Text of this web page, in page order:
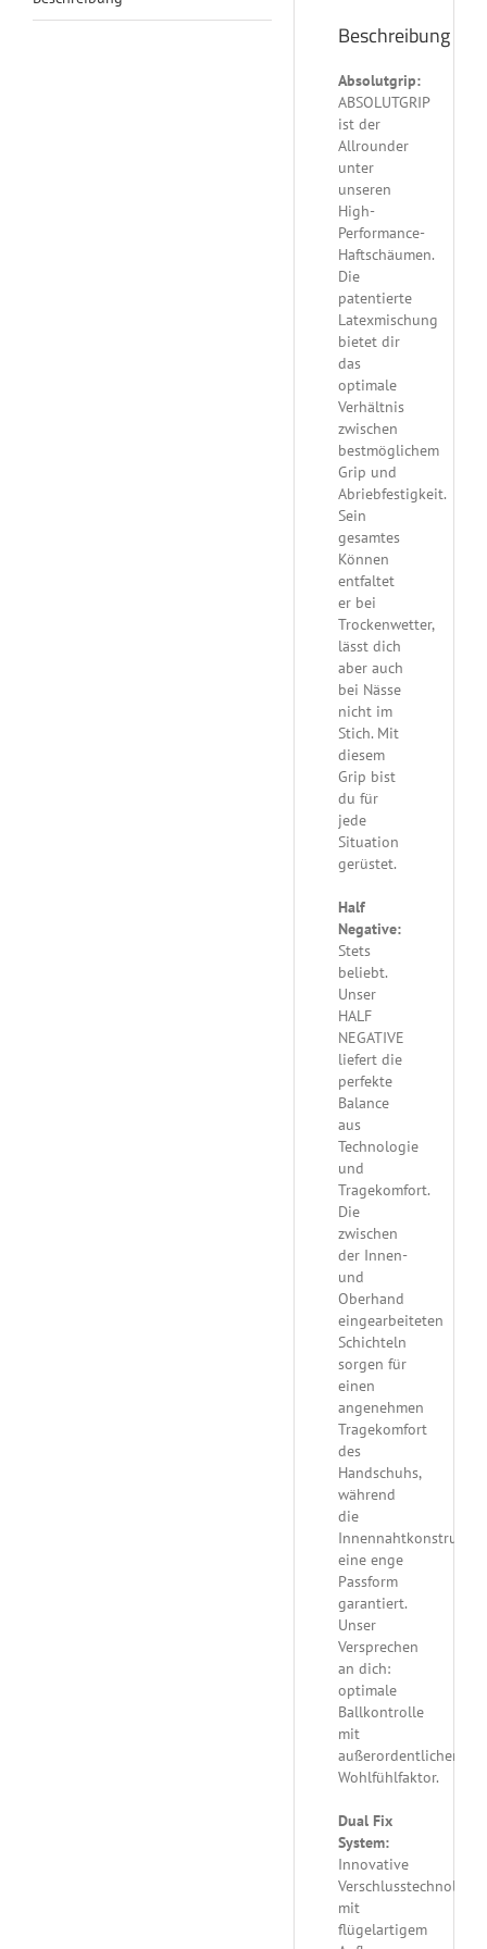
Beschreibung
Absolutgrip:
ABSOLUTGRIP
ist der
Allrounder
unter
unseren
High-
Performance-
Haftschäumen.
Die
patentierte
Latexmischung
bietet dir
das
optimale
Verhältnis
zwischen
bestmöglichem
Grip und
Abriebfestigkeit.
Sein
gesamtes
Können
entfaltet
er bei
Trockenwetter,
lässt dich
aber auch
bei Nässe
nicht im
Stich. Mit
diesem
Grip bist
du für
jede
Situation
gerüstet.
Half
Negative:
Stets
beliebt.
Unser
HALF
NEGATIVE
liefert die
perfekte
Balance
aus
Technologie
und
Tragekomfort.
Die
zwischen
der Innen-
und
Oberhand
eingearbeiteten
Schichteln
sorgen für
einen
angenehmen
Tragekomfort
des
Handschuhs,
während
die
eine enge
Passform
garantiert.
Unser
Versprechen
an dich:
optimale
Ballkontrolle
mit
außerordentlichem
Wohlfühlfaktor.
Dual Fix
System:
Innovative
Verschlusstechnologie
mit
flügelartigem